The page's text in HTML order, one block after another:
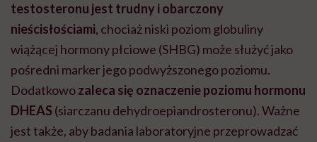
testosteronu jest trudny i obarczony
nieścisłościami, chociaż niski poziom globuliny
wiążącej hormony płciowe (SHBG) może służyć jako
pośredni marker jego podwyższonego poziomu.
Dodatkowozaleca się oznaczenie poziomu hormonu
DHEAS (siarczanu dehydroepiandrosteronu). Ważne
jest także, aby badania laboratoryjne przeprowadzać